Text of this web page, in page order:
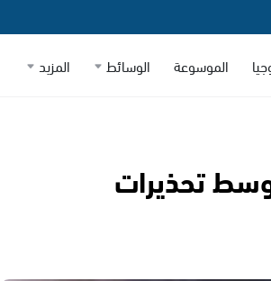
الموسوعة الوسائط المزيد
وسط تحذيرات